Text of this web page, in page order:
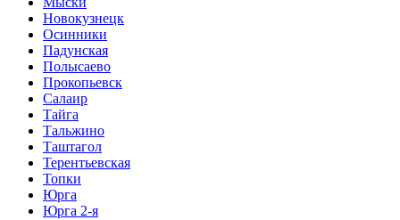
Новокузнецк
Осинники
Падунская
Полысаево
Прокопьевск
Салаир
Тайга
Тальжино
Таштагол
Терентьевская
Топки
Юрга
Юрга 2-я